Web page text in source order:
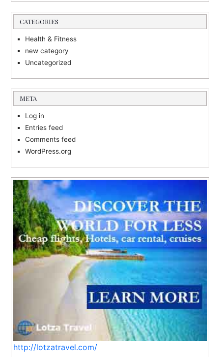
CATEGORIES
Health & Fitness
new category
Uncategorized
META
Log in
Entries feed
Comments feed
WordPress.org
http://lotzatravel.com/